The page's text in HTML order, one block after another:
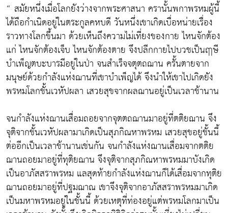
“ สมัยหนึ่งเมื่อโลกยังว่างจากพระศาสนา ครานั้นพกาพรหมผู้นี้
ได้ถือกำเนิดอยู่ในตระกูลคหบดี วันหนึ่งเขาเกิดเบื่อหน่ายเรื่อง
ราวทางโลกขึ้นมา ด้วยเห็นถึงความไม่เที่ยงของกาย ไหนจักต้อง
แก่ ไหนจักต้องเจ็บ ไหนจักต้องตาย จึงปลีกกายไปบวชเป็นฤาษี
บำเพ็ญตบะบารมีอยู่ในป่า จนสำเร็จจตุตถฌาน ครั้นตายจาก
มนุษย์ด้วยกำลังแห่งฌานที่เขาบำเพ็ญได้ จึงนำให้เขาไปเกิดยัง
พรหมโลกชั้นเวหัปผลา เสวยสุขจากผลฌานอยู่เป็นเวลาช้านาน
จนกำลังแห่งฌานเสื่อมถอยจากจุตตถฌานมาอยู่ที่ตติยฌาน จึง
จุติจากชั้นเวหัปผลามาเกิดเป็นสุภกิณหาพรหม เสวยสุขอยู่ชั้นนี้
ต่ออีกเป็นเวลาช้านานเช่นกัน จนกำลังแห่งฌานเสื่อมจากตติย
ฌานถอยมาอยู่ที่ทุติยฌาน จึงจุติจากสุภกิณหาพรหมมาบังเกิด
เป็นอาภัสสราพรหม แลสุดท้ายกำลังแห่งฌานก็ได้เสื่อมจากทุติย
ฌานถอยมาอยู่ที่ปฐมฌาณ เขาจึงจุติจากอาภัสสราพรหมมาเกิด
เป็นมหาพรหมอยู่ในชั้นนี้ ด้วยเหตุที่ท่องอยู่แต่พรหมโลกมาเป็น